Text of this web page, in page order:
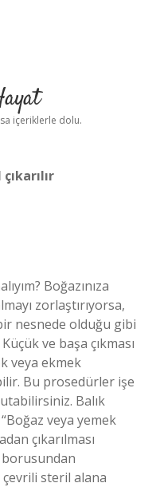
içeriklerle dolu.
Boğazınıza
zorlaştırıyorsa,
nesnede olduğu gibi
ve başa çıkması
veya ekmek
Bu prosedürler işe
Balık
“Boğaz veya yemek
çıkarılması
steril alana